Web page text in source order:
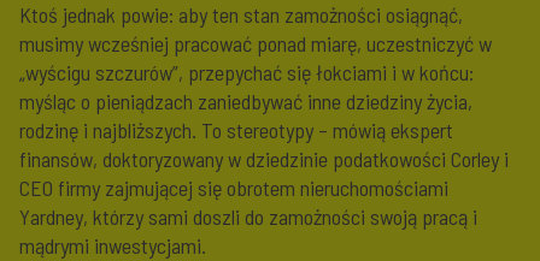
Ktoś jednak powie: aby ten stan zamożności osiągnąć,
musimy wcześniej pracować ponad miarę, uczestniczyć w
„wyścigu szczurów”, przepychać się łokciami i w końcu:
myśląc o pieniądzach zaniedbywać inne dziedziny życia,
rodzinę i najbliższych. To stereotypy – mówią ekspert
finansów, doktoryzowany w dziedzinie podatkowości Corley i
CEO firmy zajmującej się obrotem nieruchomościami
Yardney, którzy sami doszli do zamożności swoją pracą i
mądrymi inwestycjami.